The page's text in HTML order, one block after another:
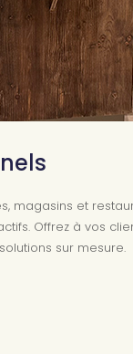
magasins et
Offrez à vos
sur mesure.